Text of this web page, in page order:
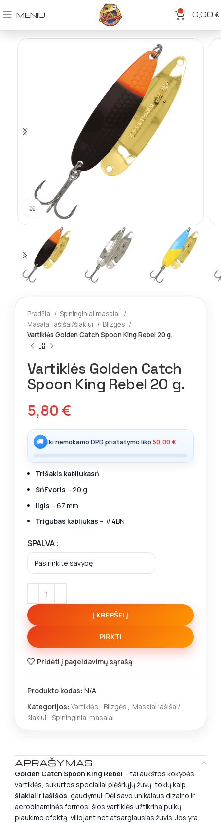
MENIU 0 0,00 €
Spustelėkite norėdami padidinti
Pradžia
Spininginiai masalai
Masalai lašišai/šlakiui
Blizgės
Vartiklės Golden Catch Spoon King Rebel 20 g.
Vartiklės Golden Catch
Spoon King Rebel 20 g.
5,80€
🚚 Iki nemokamo DPD pristatymo liko 50,00€
Trišakis kabliukasń
SńFvoris – 20 g
Ilgis – 67 mm
Trigubas kabliukas – #4BN
SPALVA
Į KREPŠELĮ
PIRKTI
Pridėti į pageidavimų sąrašą
Produkto kodas: N/A
Kategorijos: Vartiklės, Blizgės, Masalai lašišai/
šlakiui, Spininginiai masalai
APRAŠYMAS
Golden Catch Spoon King Rebel – tai aukštos kokybės
vartiklės, sukurtos specialiai plėšriųjų žuvų, tokių kaip
šlakiai ir lašišos, gaudymui. Dėl savo unikalaus dizaino ir
aerodinaminės formos, šios vartiklės užtikrina puikų
plaukimo efektą, viliojant net atsargiausias žuvis. Jos yra